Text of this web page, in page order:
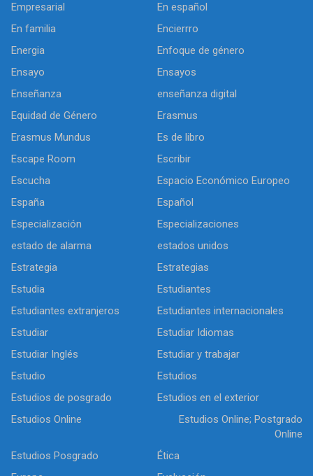
Empresarial
En español
En familia
Encierrro
Energia
Enfoque de género
Ensayo
Ensayos
Enseñanza
enseñanza digital
Equidad de Género
Erasmus
Erasmus Mundus
Es de libro
Escape Room
Escribir
Escucha
Espacio Económico Europeo
España
Español
Especialización
Especializaciones
estado de alarma
estados unidos
Estrategia
Estrategias
Estudia
Estudiantes
Estudiantes extranjeros
Estudiantes internacionales
Estudiar
Estudiar Idiomas
Estudiar Inglés
Estudiar y trabajar
Estudio
Estudios
Estudios de posgrado
Estudios en el exterior
Estudios Online
Estudios Online; Postgrado
Online
Estudios Posgrado
Ética